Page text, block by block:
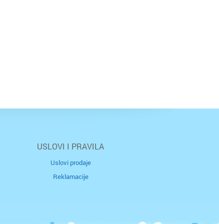
USLOVI I PRAVILA
Uslovi prodaje
Reklamacije